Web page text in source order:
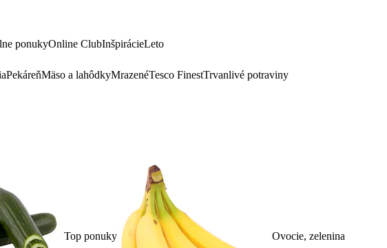
ponukyOnline ClubInšpirácieLeto
PekáreňMäso a lahôdkyMrazenéTesco FinestTrvanlivé potraviny
Top ponuky Ovocie, zelenina